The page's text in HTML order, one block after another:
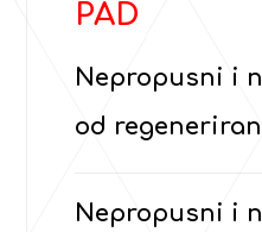
PAD
Nepropusni i
od
Nepropusni i